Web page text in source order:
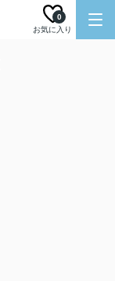
お気に入り
0